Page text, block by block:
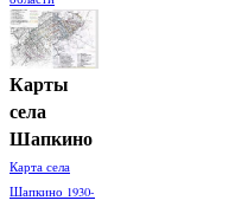
Карты
села
Шапкино
Карта села
Шапкино 1930-